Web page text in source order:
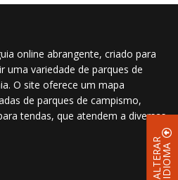
A
L
T
E
RA
R
I
D
I
O
MA
online abrangente, criado para
uma variedade de parques de
O site oferece um mapa
de parques de campismo,
tendas, que atendem a diversas